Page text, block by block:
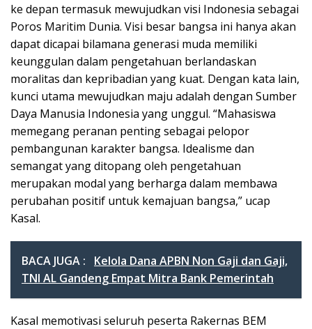
ke depan termasuk mewujudkan visi Indonesia sebagai
Poros Maritim Dunia. Visi besar bangsa ini hanya akan
dapat dicapai bilamana generasi muda memiliki
keunggulan dalam pengetahuan berlandaskan
moralitas dan kepribadian yang kuat. Dengan kata lain,
kunci utama mewujudkan maju adalah dengan Sumber
Daya Manusia Indonesia yang unggul. “Mahasiswa
memegang peranan penting sebagai pelopor
pembangunan karakter bangsa. Idealisme dan
semangat yang ditopang oleh pengetahuan
merupakan modal yang berharga dalam membawa
perubahan positif untuk kemajuan bangsa,” ucap
Kasal.
BACA JUGA :
Kelola Dana APBN Non Gaji dan Gaji,
TNI AL Gandeng Empat Mitra Bank Pemerintah
Kasal memotivasi seluruh peserta Rakernas BEM